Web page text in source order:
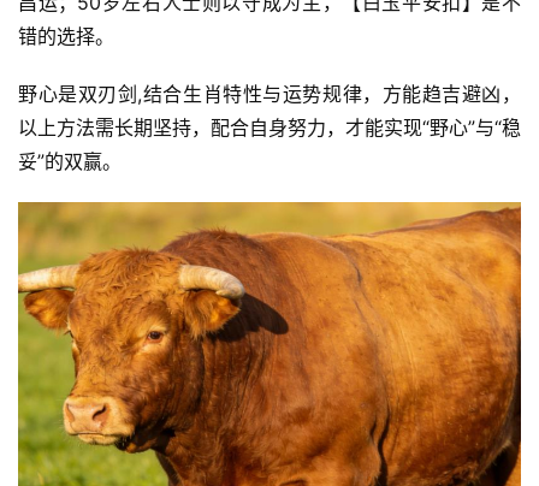
错的选择。
野心是双刃剑,结合生肖特性与运势规律，方能趋吉避凶，
以上方法需长期坚持，配合自身努力，才能实现“野心”与“稳
妥”的双赢。